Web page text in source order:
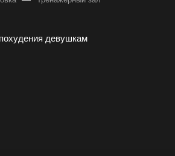
девушкам